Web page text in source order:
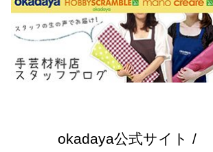
okadaya公式サイト /